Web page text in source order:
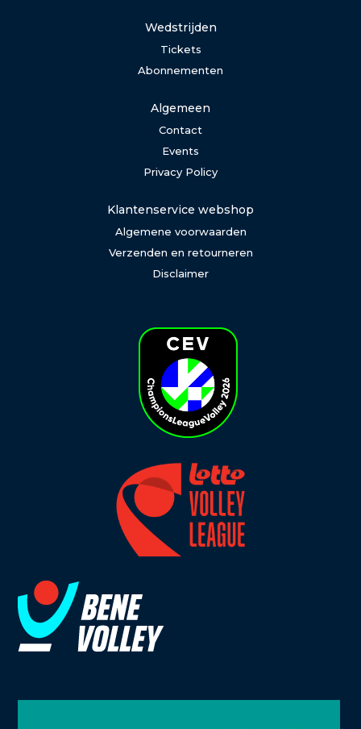
Wedstrijden
Tickets
Abonnementen
Algemeen
Contact
Events
Privacy Policy
Klantenservice webshop
Algemene voorwaarden
Verzenden en retourneren
Disclaimer